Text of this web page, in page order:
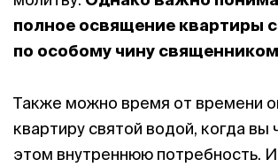
полное освящение квартиры
по особому чину
Также можно время от времени
квартиру святой водой, когда вы
этом внутреннюю потребность.